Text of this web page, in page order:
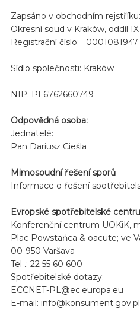
Zapsáno v obchodním rejstříku:
Okresní soud v Kraków, oddíl IX
Registrační číslo: 0001081947
Sídlo společnosti: Kraków
NIP: PL6762660749
Odpovědná osoba:
Jednatelé:
Pan Dariusz Cieśla
Mimosoudní řešení sporů
Informace o řešení
Evropské spotřebitelské
Konferenční centrum UOKiK,
Plac Powstańca & oacute; ve
00-950 Varšava
Tel .: 22 55 60 600
Spotřebitelské dotazy:
ECCNET-PL@ec.europa.eu
E-mail: info@konsument.gov.pl